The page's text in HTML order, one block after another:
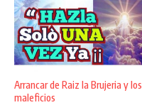
Arrancar de Raiz la Brujeria y los
maleficios